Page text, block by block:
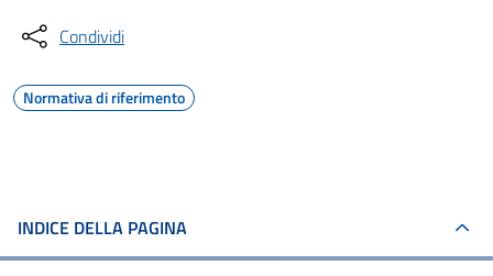
Condividi
Normativa di riferimento
INDICE DELLA PAGINA